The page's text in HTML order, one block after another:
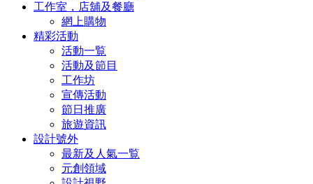
工作室，店舖及餐廳
網上購物
精彩活動
活動一覧
活動及節目
工作坊
宣傳活動
節日推廣
旅遊資訊
設計號外
最新及人氣一覧
元創領域